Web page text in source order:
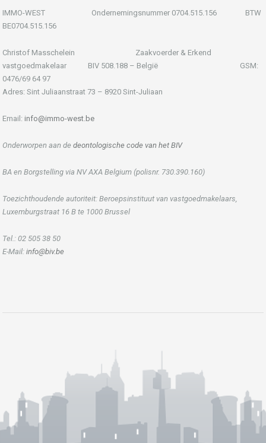
IMMO-WEST Ondernemingsnummer 0704.515.156 BTW
BE0704.515.156
Christof Masschelein Zaakvoerder & Erkend
vastgoedmakelaar BIV 508.188 – België GSM:
0476/69 64 97
Adres: Sint Juliaanstraat 73 – 8920 Sint-Juliaan
Email: info@immo-west.be
Onderworpen aan de deontologische code van het BIV
BA en Borgstelling via NV AXA Belgium (polisnr. 730.390.160)
Toezichthoudende autoriteit: Beroepsinstituut van vastgoedmakelaars,
Luxemburgstraat 16 B te 1000 Brussel
Tel.: 02 505 38 50
E-Mail: info@biv.be